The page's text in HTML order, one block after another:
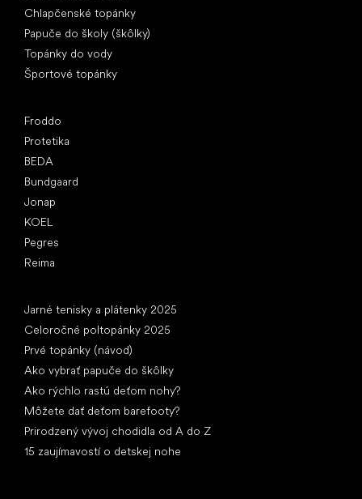
Chlapčenské topánky
Papuče do školy (škôlky)
Topánky do vody
Športové topánky
Froddo
Protetika
BEDA
Bundgaard
Jonap
KOEL
Pegres
Reima
Jarné tenisky a plátenky 2025
Celoročné poltopánky 2025
Prvé topánky (návod)
Ako vybrať papuče do škôlky
Ako rýchlo rastú deťom nohy?
Môžete dať deťom barefooty?
Prirodzený vývoj chodidla od A do Z
15 zaujímavostí o detskej nohe